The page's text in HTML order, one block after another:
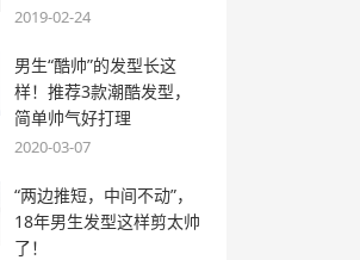
2019-02-24
男生“酷帅”的发型长这
样！推荐3款潮酷发型，
简单帅气好打理
2020-03-07
“两边推短，中间不动”，
18年男生发型这样剪太帅
了！